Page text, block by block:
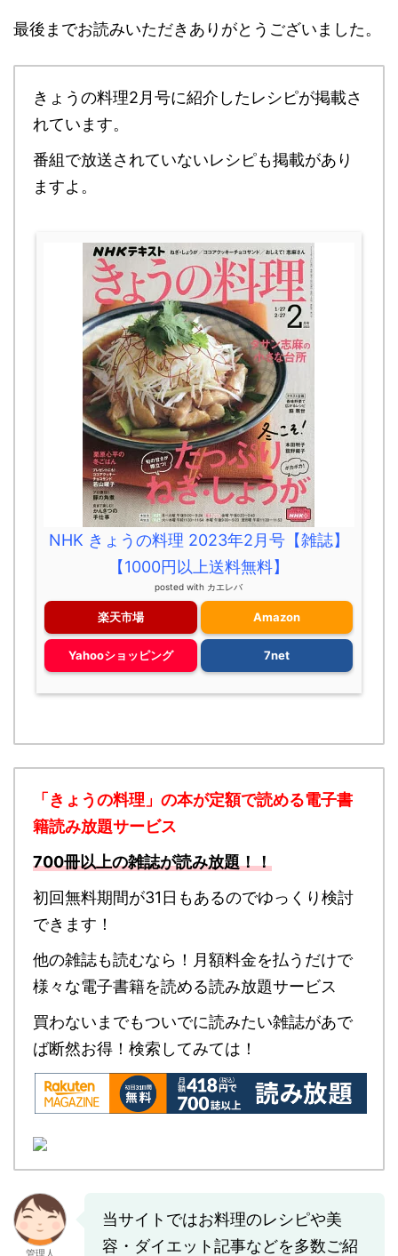
最後までお読みいただきありがとうございました。
きょうの料理2月号に紹介したレシピが掲載さ
れています。
番組で放送されていないレシピも掲載があり
ますよ。
NHK きょうの料理 2023年2月号【雑誌】
【1000円以上送料無料】
posted with カエレバ
楽天市場 Amazon
Yahooショッピング 7net
「きょうの料理」の本が定額で読める電子書
籍読み放題サービス
700冊以上の雑誌が読み放題！！
初回無料期間が31日もあるのでゆっくり検討
できます！
他の雑誌も読むなら！月額料金を払うだけで
様々な電子書籍を読める読み放題サービス
買わないまでもついでに読みたい雑誌があで
ば断然お得！検索してみては！
管理人
当サイトではお料理のレシピや美
容・ダイエット記事などを多数ご紹